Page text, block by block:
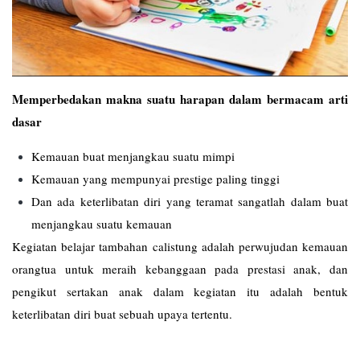
Memperbedakan makna suatu harapan dalam bermacam arti
dasar
Kemauan buat menjangkau suatu mimpi
Kemauan yang mempunyai prestige paling tinggi
Dan ada keterlibatan diri yang teramat sangatlah dalam buat
menjangkau suatu kemauan
Kegiatan belajar tambahan calistung adalah perwujudan kemauan
orangtua untuk meraih kebanggaan pada prestasi anak, dan
pengikut sertakan anak dalam kegiatan itu adalah bentuk
keterlibatan diri buat sebuah upaya tertentu.